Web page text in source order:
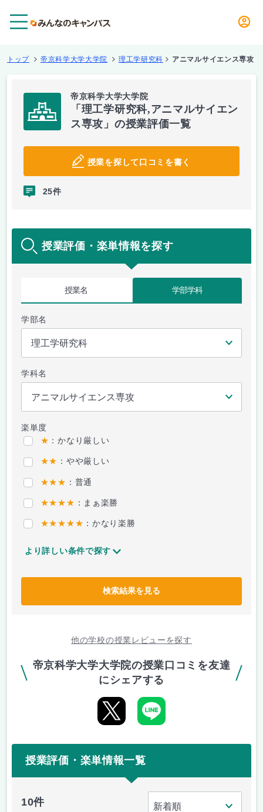
トップ 帝京科学大学大学院 理工学研究科 アニマルサイエンス専攻
帝京科学大学大学院
「理工学研究科,アニマルサイエン
ス専攻」の授業評価一覧
授業を探して口コミを書く
25件
授業評価・楽単情報を探す
授業名 学部学科
学部名
学科名
楽単度
★ ：かなり厳しい
★★ ：やや厳しい
★★★ ：普通
★★★★ ：まぁ楽勝
★★★★★ ：かなり楽勝
より詳しい条件で探す
検索結果を見る
他の学校の授業レビューを探す
帝京科学大学大学院の授業口コミを友達
にシェアする
授業評価・楽単情報一覧
10件